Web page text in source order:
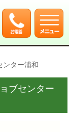
ンター浦和
ブセンター